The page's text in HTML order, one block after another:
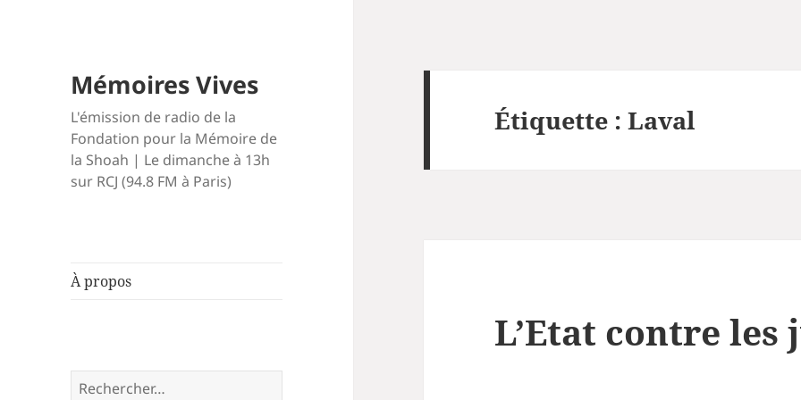
Mémoires Vives
L'émission de radio de la
Fondation pour la Mémoire de
la Shoah | Le dimanche à 13h
sur RCJ (94.8 FM à Paris)
À propos
Rechercher :
Étiquette :Laval
L’Etat contre les